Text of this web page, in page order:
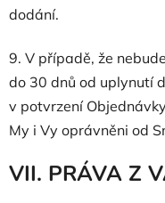
dodání.
9. V případě, že
do 30 dnů od uplynutí
v potvrzení
My i Vy oprávněni od
VII. PRÁVA Z